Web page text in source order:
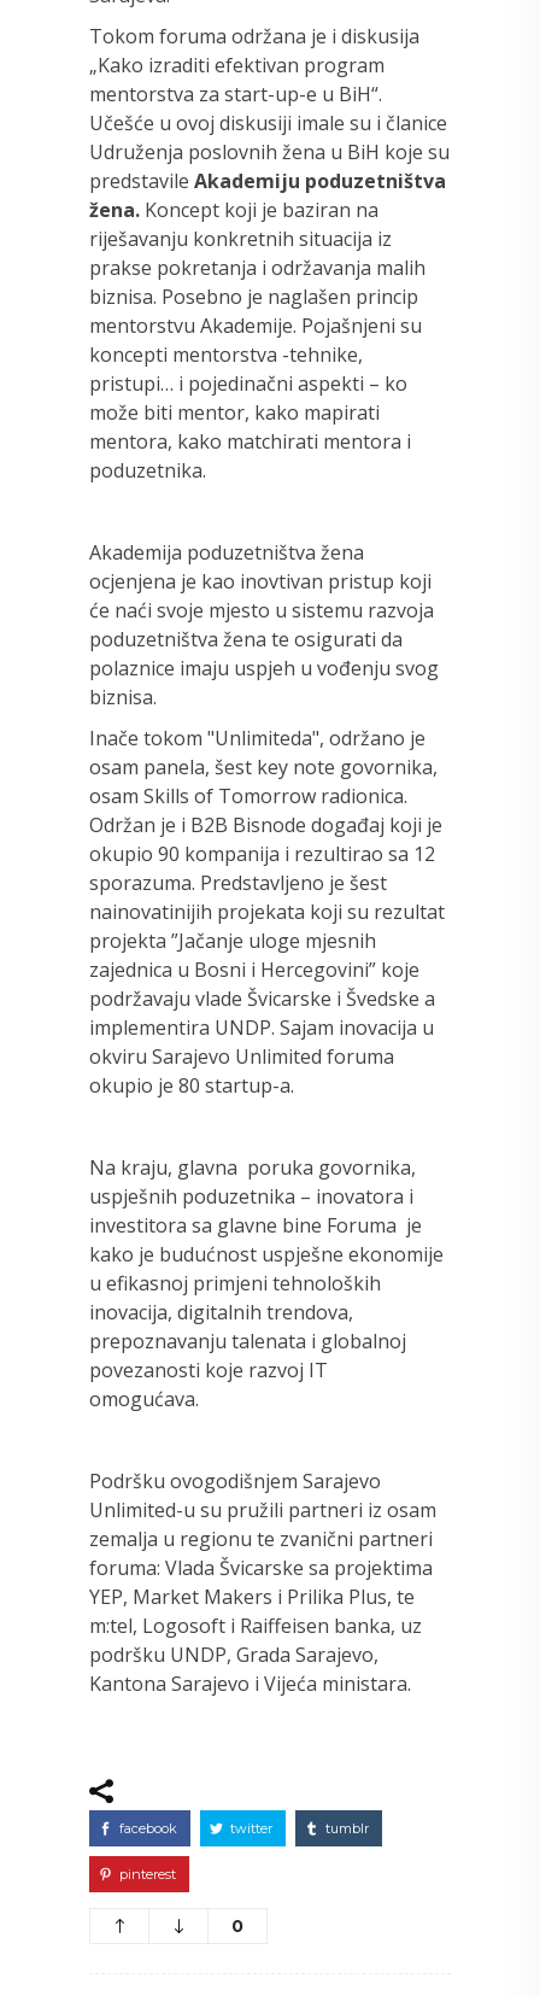
Tokom foruma održana je i diskusija
„Kako izraditi efektivan program
mentorstva za start-up-e u BiH“.
Učešće u ovoj diskusiji imale su i članice
Udruženja poslovnih žena u BiH koje su
predstavile Akademiju poduzetništva
žena. Koncept koji je baziran na
riješavanju konkretnih situacija iz
prakse pokretanja i održavanja malih
biznisa. Posebno je naglašen princip
mentorstvu Akademije. Pojašnjeni su
koncepti mentorstva -tehnike,
pristupi… i pojedinačni aspekti – ko
može biti mentor, kako mapirati
mentora, kako matchirati mentora i
poduzetnika.
Akademija poduzetništva žena
ocjenjena je kao inovtivan pristup koji
će naći svoje mjesto u sistemu razvoja
poduzetništva žena te osigurati da
polaznice imaju uspjeh u vođenju svog
biznisa.
Inače tokom "Unlimiteda", održano je
osam panela, šest key note govornika,
osam Skills of Tomorrow radionica.
Održan je i B2B Bisnode događaj koji je
okupio 90 kompanija i rezultirao sa 12
sporazuma. Predstavljeno je šest
nainovatinijih projekata koji su rezultat
projekta ”Jačanje uloge mjesnih
zajednica u Bosni i Hercegovini” koje
podržavaju vlade Švicarske i Švedske a
implementira UNDP. Sajam inovacija u
okviru Sarajevo Unlimited foruma
okupio je 80 startup-a.
Na kraju, glavna poruka govornika,
uspješnih poduzetnika – inovatora i
investitora sa glavne bine Foruma je
kako je budućnost uspješne ekonomije
u efikasnoj primjeni tehnoloških
inovacija, digitalnih trendova,
prepoznavanju talenata i globalnoj
povezanosti koje razvoj IT
omogućava.
Podršku ovogodišnjem Sarajevo
Unlimited-u su pružili partneri iz osam
zemalja u regionu te zvanični partneri
foruma: Vlada Švicarske sa projektima
YEP, Market Makers i Prilika Plus, te
m:tel, Logosoft i Raiffeisen banka, uz
podršku UNDP, Grada Sarajevo,
Kantona Sarajevo i Vijeća ministara.
facebook twitter tumblr
pinterest
0